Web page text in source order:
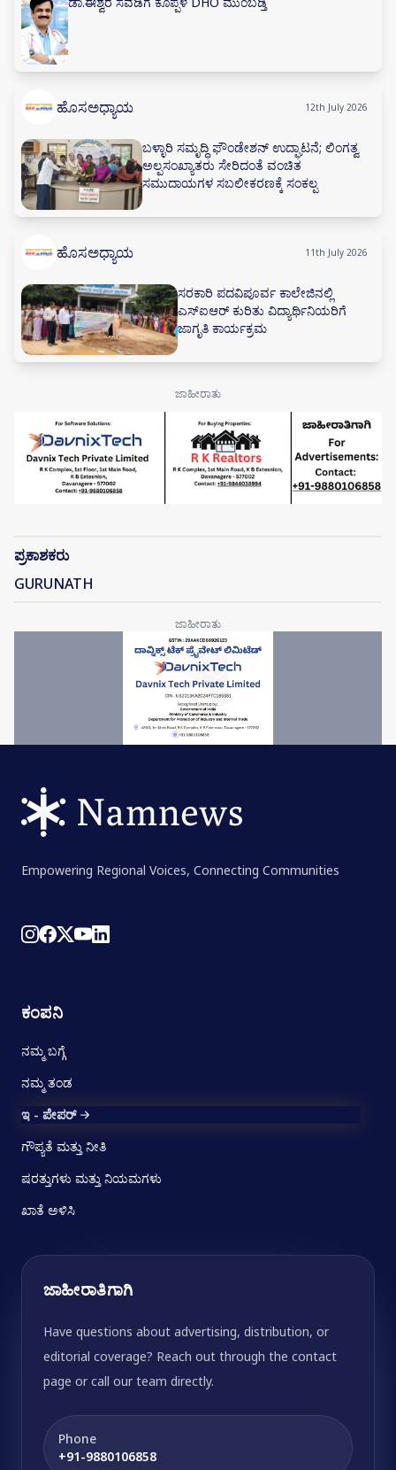
ಹೊಸಅಧ್ಯಾಯ 12th July 2026
ಬಳ್ಳಾರಿ ಸಮೃದ್ಧಿ ಫೌಂಡೇಶನ್ ಉದ್ಘಾಟನೆ; ಲಿಂಗತ್ವ
ಅಲ್ಪಸಂಖ್ಯಾತರು ಸೇರಿದಂತೆ ವಂಚಿತ
ಸಮುದಾಯಗಳ ಸಬಲೀಕರಣಕ್ಕೆ ಸಂಕಲ್ಪ
ಹೊಸಅಧ್ಯಾಯ 11th July 2026
ಸರಕಾರಿ ಪದವಿಪೂರ್ವ ಕಾಲೇಜಿನಲ್ಲಿ
ಎಸ್‌ಐಆರ್ ಕುರಿತು ವಿದ್ಯಾರ್ಥಿನಿಯರಿಗೆ
ಜಾಗೃತಿ ಕಾರ್ಯಕ್ರಮ
ಪ್ರಕಾಶಕರು
GURUNATH
Empowering Regional Voices, Connecting Communities
ಕಂಪನಿ
ನಮ್ಮ ಬಗ್ಗೆ
ನಮ್ಮ ತಂಡ
ಇ - ಪೇಪರ್
ಗೌಪ್ಯತೆ ಮತ್ತು ನೀತಿ
ಷರತ್ತುಗಳು ಮತ್ತು ನಿಯಮಗಳು
ಖಾತೆ ಅಳಿಸಿ
ಜಾಹೀರಾತಿಗಾಗಿ
Have questions about advertising, distribution, or
editorial coverage? Reach out through the contact
page or call our team directly.
Phone
+91-9880106858